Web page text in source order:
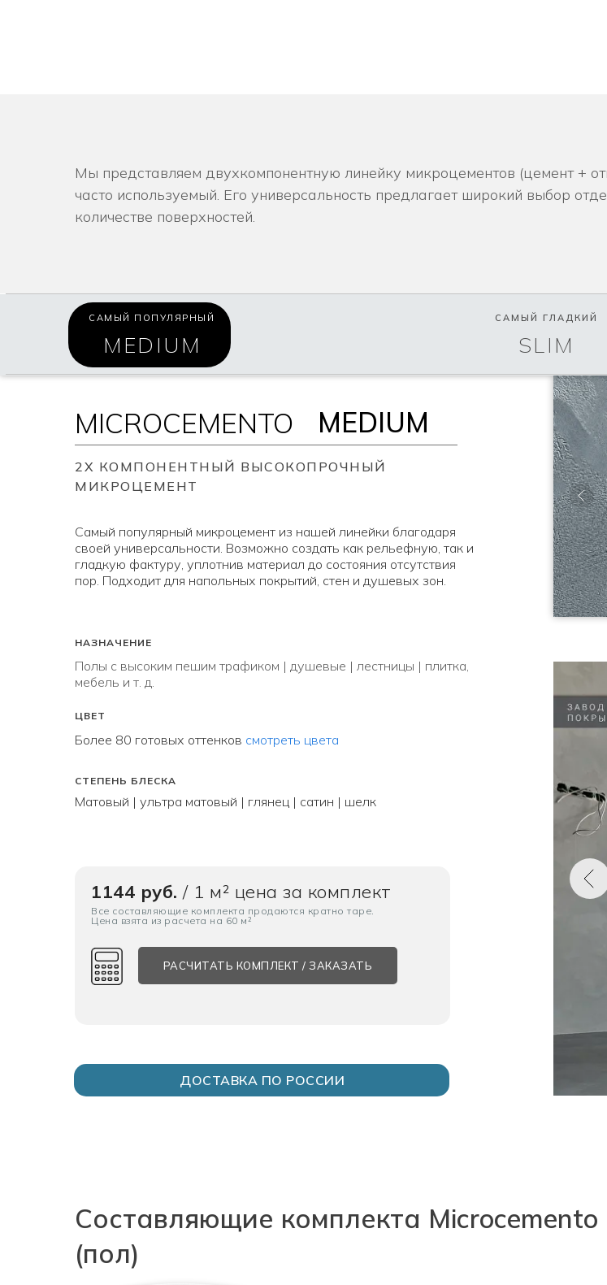
Мы представляем двухкомпонентную линейку микроцементов (цемент +
часто используемый. Его универсальность предлагает широкий выбор
количестве поверхностей.
Cамый популярный микроцемент из нашей линейки благодаря
своей универсальности. Возможно создать как рельефную, так и
гладкую фактуру, уплотнив материал до состояния отсутствия
пор. Подходит для напольных покрытий, стен и душевых зон.
СТЕПЕНЬ БЛЕСКА
Матовый | ультра матовый | глянец | сатин | шелк
Полы с высоким пешим трафиком | душевые | лестницы | плитка,
мебель и т. д.
НАЗНАЧЕНИЕ
Более 80 готовых оттенков смотреть цвета
ЦВЕТ
MICROCEMENTO MEDIUM
2Х КОМПОНЕНТНЫЙ ВЫСОКОПРОЧНЫЙ
МИКРОЦЕМЕНТ
1144 руб. / 1 м² цена за комплект
Все составляющие комплекта продаются кратно таре.
Цена взята из расчета на 60 м²
РАСЧИТАТЬ КОМПЛЕКТ / ЗАКАЗАТЬ
SLIM
САМЫЙ ГЛАДКИЙ
Составляющие комплекта Microcemento
(пол)
ДОСТАВКА ПО РОССИИ
MEDIUM
САМЫЙ ПОПУЛЯРНЫЙ